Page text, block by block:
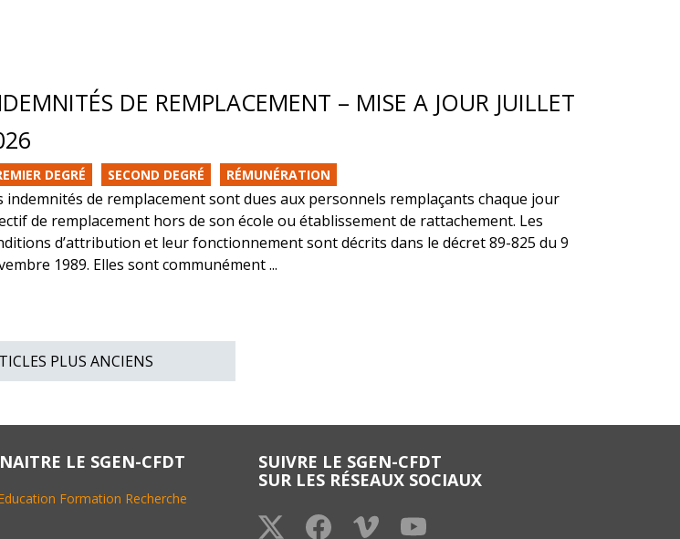
DE REMPLACEMENT – MISE A JOUR JUILLET
DEGRÉ SECOND DEGRÉ RÉMUNÉRATION
indemnités de remplacement sont dues aux personnels remplaçants chaque jour
de remplacement hors de son école ou établissement de rattachement. Les
d’attribution et leur fonctionnement sont décrits dans le décret 89-825 du 9
1989. Elles sont communément ...
PLUS ANCIENS
LE SGEN-CFDT
Formation Recherche
SUIVRE LE SGEN-CFDT
SUR LES RÉSEAUX SOCIAUX